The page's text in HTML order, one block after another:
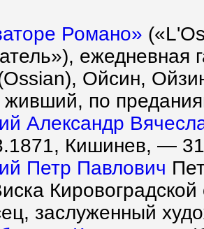
Романо»
ежедневная
Ойсин,
живший, по
Александр
Кишинев, —
Петр Павлович
заслуженный